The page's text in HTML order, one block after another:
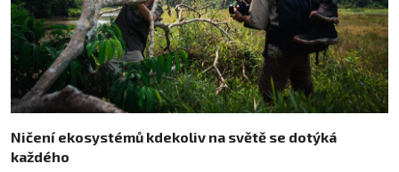
Ničení ekosystémů kdekoliv na světě se dotýká
každého